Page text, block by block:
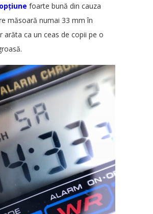
opțiune foarte bună din cauza
măsoară numai 33 mm în
arăta ca un ceas de copii pe o